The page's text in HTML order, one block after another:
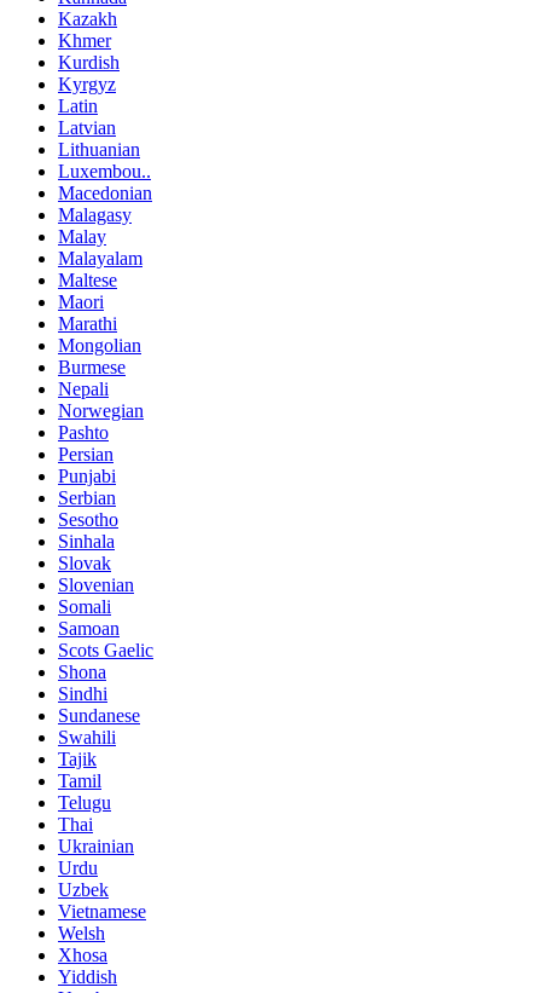
Kazakh
Khmer
Kurdish
Kyrgyz
Latin
Latvian
Lithuanian
Luxembou..
Macedonian
Malagasy
Malay
Malayalam
Maltese
Maori
Marathi
Mongolian
Burmese
Nepali
Norwegian
Pashto
Persian
Punjabi
Serbian
Sesotho
Sinhala
Slovak
Slovenian
Somali
Samoan
Scots Gaelic
Shona
Sindhi
Sundanese
Swahili
Tajik
Tamil
Telugu
Thai
Ukrainian
Urdu
Uzbek
Vietnamese
Welsh
Xhosa
Yiddish